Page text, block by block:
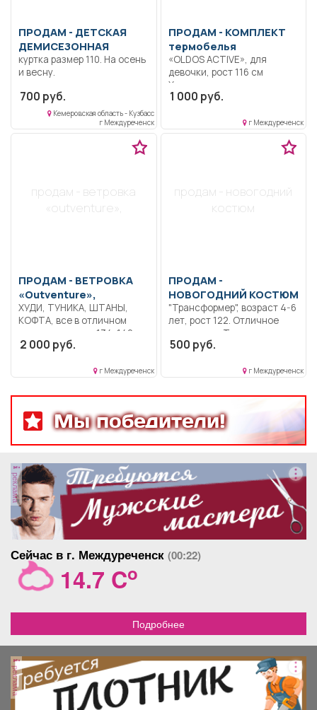
ПРОДАМ - ДЕТСКАЯ
ДЕМИСЕЗОННАЯ
куртка размер 110. На осень
и весну.
700 руб.
Кемеровская область - Кузбасс
г Междуреченск
ПРОДАМ - КОМПЛЕКТ
термобелья
«OLDOS ACTIVE», для
девочки, рост 116 см
Характеристики: • цвет:
малиновый •
50% акрил, 40% вискоза,
10% шерсть, сред. слой -
температурный режим: от
-45 до -5 • особенности
модели: термобелье •
1 000 руб.
г Междуреченск
продам - ветровка
«outventure»,
ПРОДАМ - ВЕТРОВКА
«Outventure»,
ХУДИ, ТУНИКА, ШТАНЫ,
КОФТА, все в отличном
состоянии. рост 134-140
см. Цена за все.
2 000 руб.
г Междуреченск
продам - новогодний
костюм
ПРОДАМ -
НОВОГОДНИЙ КОСТЮМ
"Трансформер", возраст 4-6
лет, рост 122. Отличное
состояние. Торг.
500 руб.
г Междуреченск
Мы победители!
реклама
Сейчас в г. Междуреченск (00:22)
14.7 Co
Подробнее
реклама